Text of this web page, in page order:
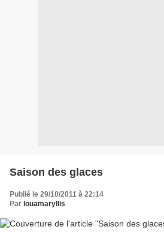
Saison des glaces
Publié le 29/10/2011 à 22:14
Par louamaryllis